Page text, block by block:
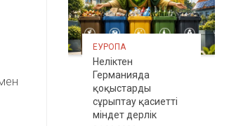
ЕУРОПА
Неліктен
Германияда
қоқыстарды
сұрыптау қасиетті
міндет дерлік